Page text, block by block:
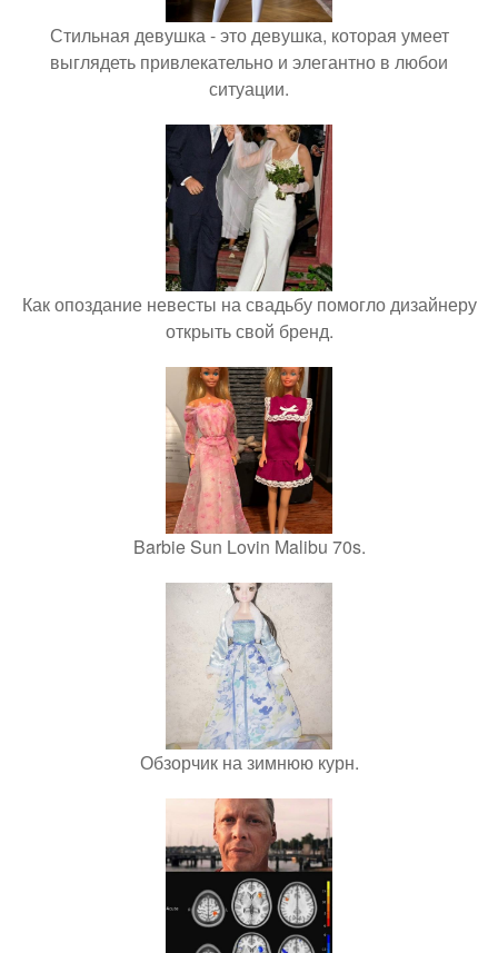
Стильная девушка - это девушка, которая умеет
выглядеть привлекательно и элегантно в любои
ситуации.
Как опоздание невесты на свадьбу помогло дизайнеру
открыть свой бренд.
Barbie Sun Lovin Malibu 70s.
Обзорчик на зимнюю курн.